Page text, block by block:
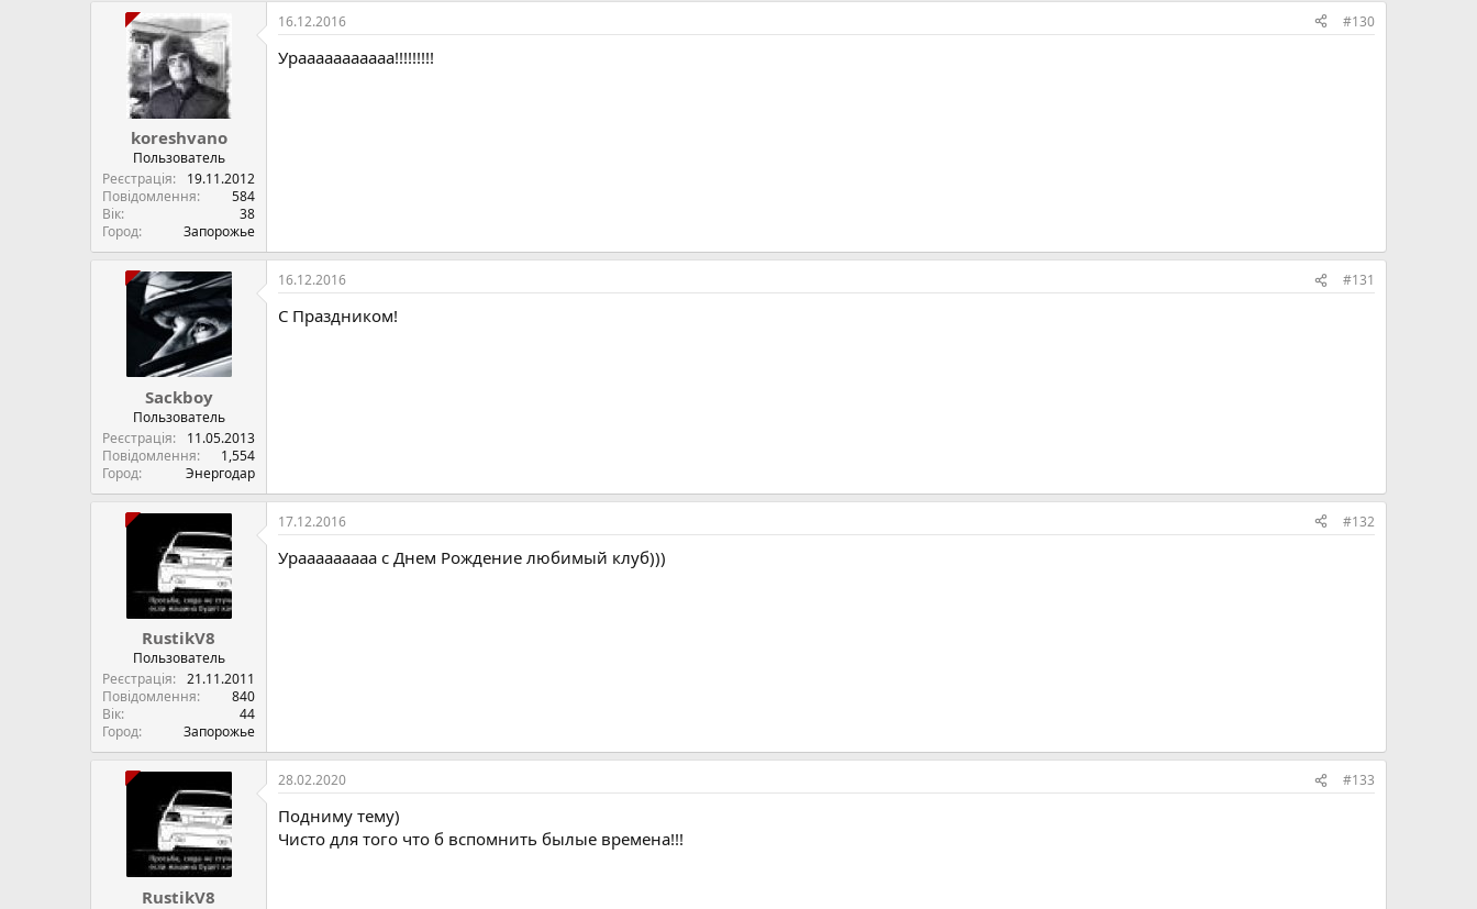
koreshvano
Пользователь
Реєстрація
19.11.2012
Повідомлення
584
Вік
38
Город
Запорожье
16.12.2016 #130
Урааааааааааа!!!!!!!!!
Sackboy
Пользователь
Реєстрація
11.05.2013
Повідомлення
1,554
Город
Энергодар
16.12.2016 #131
С Праздником!
RustikV8
Пользователь
Реєстрація
21.11.2011
Повідомлення
840
Вік
44
Город
Запорожье
17.12.2016 #132
Урааааааааа с Днем Рождение любимый клуб)))
RustikV8
28.02.2020 #133
Подниму тему)
Чисто для того что б вспомнить былые времена!!!